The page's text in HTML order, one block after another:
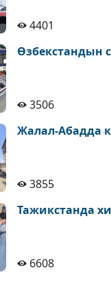
4401
Өзбекстандын
3506
Жалал-Абадда
3855
Тажикстанда
6608